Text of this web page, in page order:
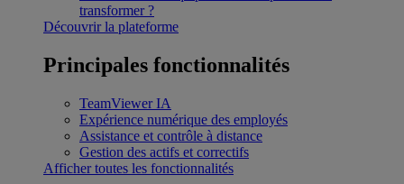
transformer ?
Découvrir la plateforme
Principales fonctionnalités
TeamViewer IA
Expérience numérique des employés
Assistance et contrôle à distance
Gestion des actifs et correctifs
Afficher toutes les fonctionnalités